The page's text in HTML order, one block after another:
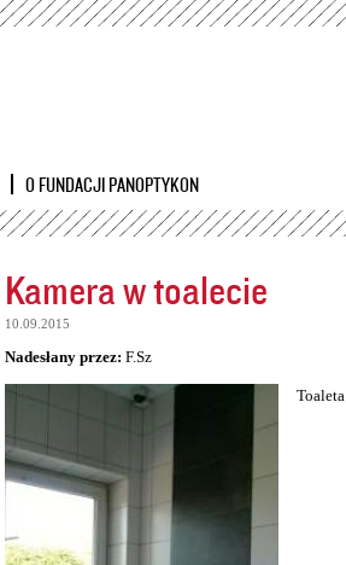
Przejdź
O FUNDACJI PANOPTYKON
Kamera w toalecie
10.09.2015
Nadesłany przez: F.Sz